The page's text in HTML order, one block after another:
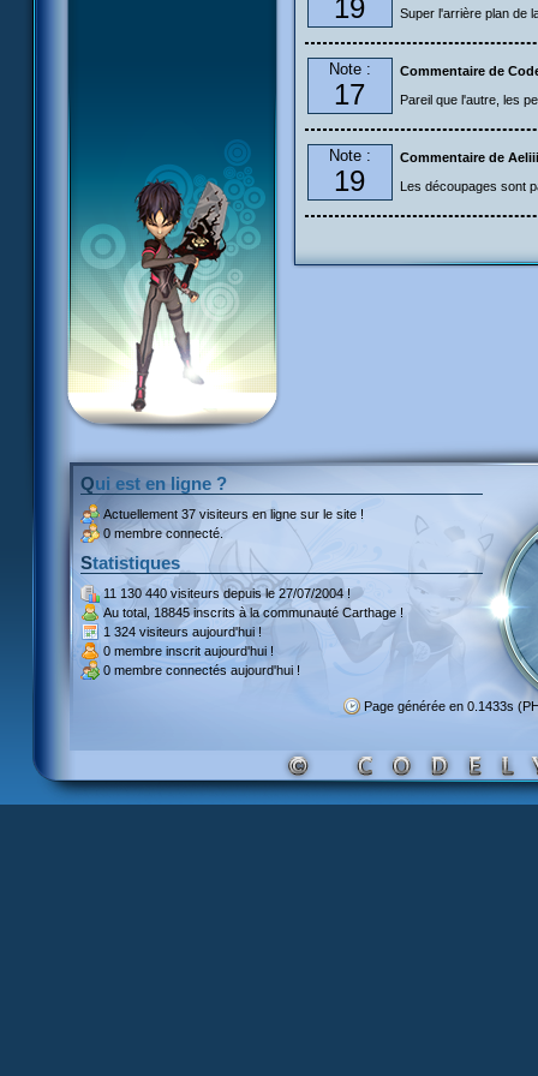
19
Super l'arrière plan de
Note :
17
Commentaire de
Pareil que l'autre, les
Note :
19
Commentaire de
Les découpages sont
Qui est en ligne ?
Actuellement 37 visiteurs en ligne sur le site !
0 membre connecté.
Statistiques
11 130 440 visiteursdepuis le 27/07/2004 !
Au total, 18845 inscritsà la communauté Carthage !
1 324 visiteurs aujourd'hui !
0 membre inscrit aujourd'hui !
0 membre connectés aujourd'hui !
Page générée en 0.1433s